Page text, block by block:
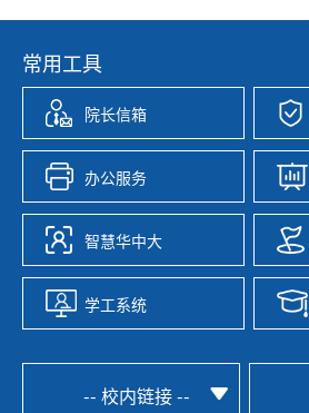
常用工具
院长信箱
办公服务
智慧华中大
学工系统
-- 校内链接 --